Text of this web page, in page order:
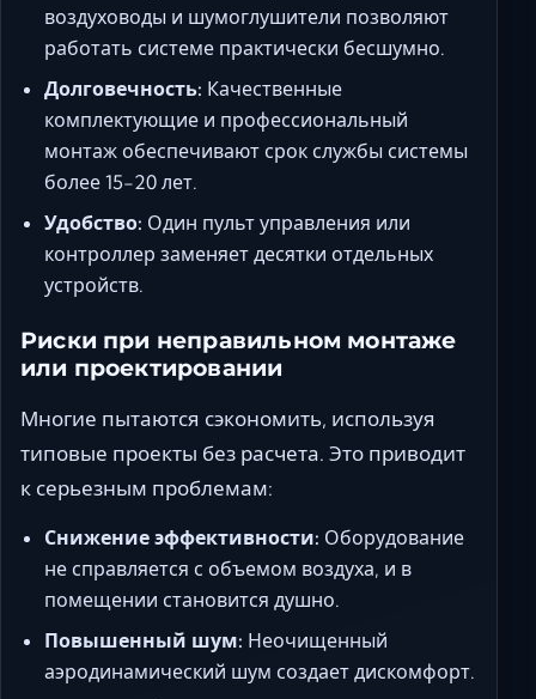
воздуховоды и шумоглушители позволяют
работать системе практически бесшумно.
Долговечность: Качественные
комплектующие и профессиональный
монтаж обеспечивают срок службы системы
более 15-20 лет.
Удобство: Один пульт управления или
контроллер заменяет десятки отдельных
устройств.
Риски при неправильном монтаже
или проектировании
Многие пытаются сэкономить, используя
типовые проекты без расчета. Это приводит
к серьезным проблемам:
Снижение эффективности: Оборудование
не справляется с объемом воздуха, и в
помещении становится душно.
Повышенный шум: Неочищенный
аэродинамический шум создает дискомфорт.